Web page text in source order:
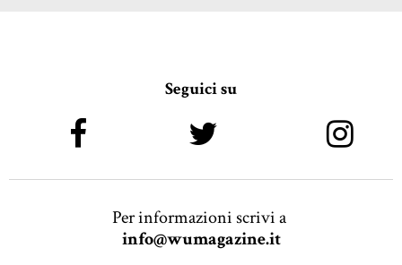
Seguici su
Per informazioni scrivi a
info@wumagazine.it